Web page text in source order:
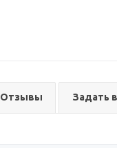
Отзывы Задать